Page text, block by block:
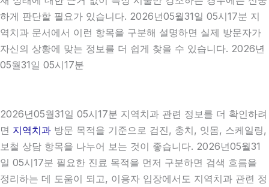
하게 판단할 필요가 있습니다. 2026년05월31일 05시17분 지
역치과 문서에서 이런 항목을 구분해 설명하면 실제 방문자가
자신의 상황에 맞는 정보를 더 쉽게 찾을 수 있습니다. 2026년
05월31일 05시17분
2026년05월31일 05시17분 지역치과 관련 정보를 더 확인하려
면 지역치과 방문 목적을 기준으로 검진, 충치, 잇몸, 스케일링,
보철 상담 항목을 나누어 보는 것이 좋습니다. 2026년05월31
일 05시17분 필요한 진료 목적을 먼저 구분하면 검색 흐름을
정리하는 데 도움이 되고, 이용자 입장에서도 지역치과 관련 정